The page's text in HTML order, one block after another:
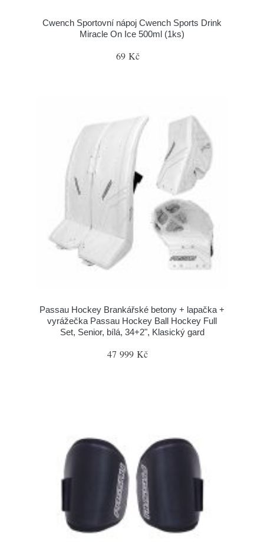
Cwench Sportovní nápoj Cwench Sports Drink
Miracle On Ice 500ml (1ks)
69 Kč
Passau Hockey Brankářské betony + lapačka +
vyrážečka Passau Hockey Ball Hockey Full
Set, Senior, bílá, 34+2", Klasický gard
47 999 Kč